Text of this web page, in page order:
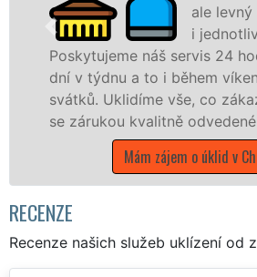
ale levný úklid pro firmy
i jednotlivce.
servis 24 hodin denně, 7
během víkendů či státních
vše, co zákazník žádá a to
odvedené práce.
o úklid v Chotyni
RECENZE
Recenze našich služeb uklízení od